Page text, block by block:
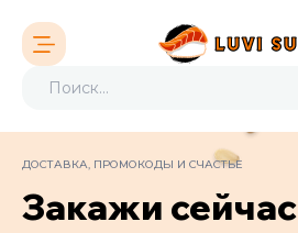
ДОСТАВКА, ПРОМОКОДЫ И СЧАСТЬЕ
Закажи сейчас